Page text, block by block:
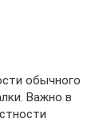
обычного
. Важно в